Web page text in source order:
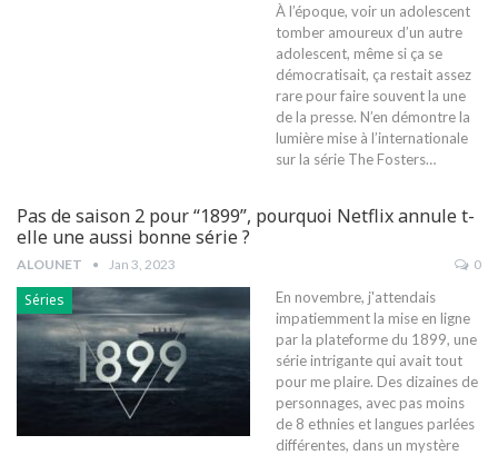
À l’époque, voir un adolescent
tomber amoureux d’un autre
adolescent, même si ça se
démocratisait, ça restait assez
rare pour faire souvent la une
de la presse. N’en démontre la
lumière mise à l’internationale
sur la série The Fosters…
Pas de saison 2 pour “1899”, pourquoi Netflix annule t-
elle une aussi bonne série ?
ALOUNET Jan 3, 2023 0
Séries
En novembre, j'attendais
impatiemment la mise en ligne
par la plateforme du 1899, une
série intrigante qui avait tout
pour me plaire. Des dizaines de
personnages, avec pas moins
de 8 ethnies et langues parlées
différentes, dans un mystère